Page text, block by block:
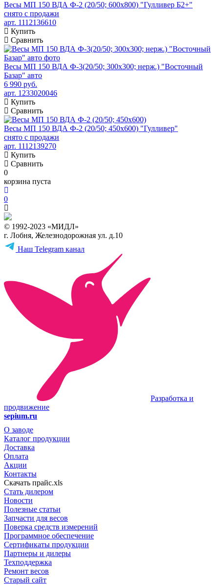
Весы МП 150 ВДА Ф-2 (20/50; 600х800) "Гулливер Б2+"
снято с продажи
арт. 1112136610
Купить
Сравнить
Весы МП 150 ВДА Ф-3(20/50; 300х300; нерж.) "Восточный
Базар" авто
6 990 руб.
арт. 1233020046
Купить
Сравнить
Весы МП 150 ВДА Ф-2 (20/50; 450х600) "Гулливер"
снято с продажи
арт. 1112139270
Купить
Сравнить
0
корзина пуста
0
© 1992-2023 «МИДЛ»
г. Лобня, Железнодорожная ул. д.10
Наш Telegram канал
Разработка и
продвижение
sepium.ru
О заводе
Каталог продукции
Доставка
Оплата
Акции
Контакты
Скачать прайс.xls
Стать дилером
Новости
Полезные статьи
Запчасти для весов
Поверка средств измерений
Программное обеспечение
Сертификаты продукции
Партнеры и дилеры
Техподдержка
Ремонт весов
Старый сайт